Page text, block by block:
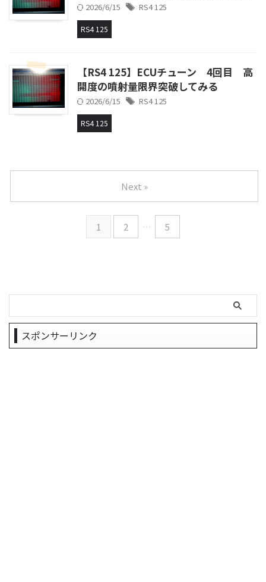
2026/6/15 RS4 125
RS4 125
【RS4 125】ECUチューン 4回目 高
開度の噴射量限界突破してみる
2026/6/15 RS4 125
RS4 125
1 2 … 5
Next »
スポンサーリンク